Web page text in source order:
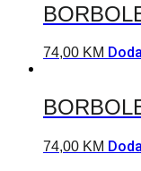
74,00 KM
74,00 KM